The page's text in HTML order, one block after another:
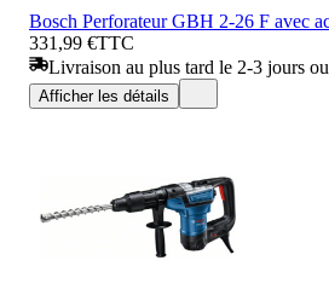
Bosch Perforateur GBH 2-26 F avec
331,99 €TTC
Livraison au plus tard le 2-3 jours
Afficher les détails